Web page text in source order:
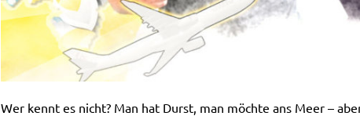
Wer kennt es nicht? Man hat Durst, man möchte ans Meer –